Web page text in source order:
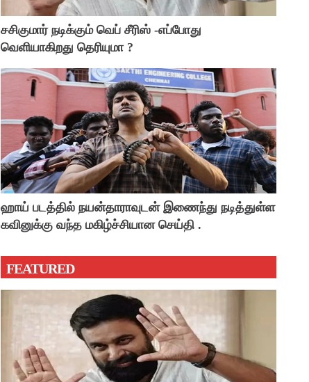
சசிகுமார் நடிக்கும் வெப் சீரிஸ் -எப்போது
வெளியாகிறது தெரியுமா ?
ஹாய் படத்தில் நயன்தாராவுடன் இணைந்து நடித்துள்ள
கவினுக்கு வந்த மகிழ்ச்சியான செய்தி .
FEATURED